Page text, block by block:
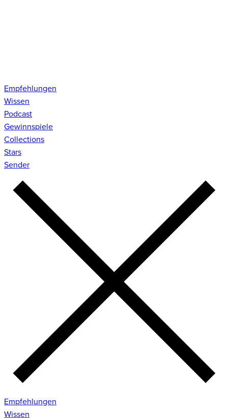
Empfehlungen
Wissen
Podcast
Gewinnspiele
Collections
Stars
Sender
Empfehlungen
Wissen